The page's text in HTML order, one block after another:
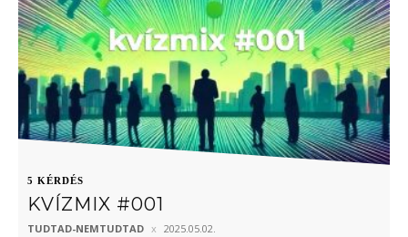
5 KÉRDÉS
KVÍZMIX #001
TUDTAD-NEMTUDTAD 2025.05.02.